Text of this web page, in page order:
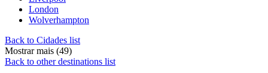
London
Wolverhampton
Back to Cidades list
Mostrar mais (49)
Back to other destinations list